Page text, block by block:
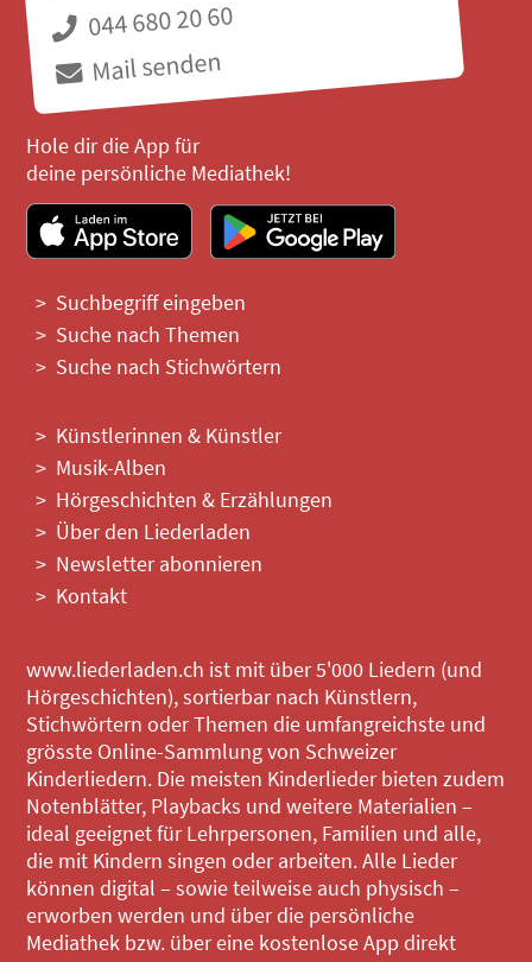
044 680 20 60
Mail senden
Hole dir die App für
deine persönliche Mediathek!
Suchbegriff eingeben
Suche nach Themen
Suche nach Stichwörtern
Künstlerinnen & Künstler
Musik-Alben
Hörgeschichten & Erzählungen
Über den Liederladen
Newsletter abonnieren
Kontakt
www.liederladen.ch ist mit über 5'000 Liedern (und
Hörgeschichten), sortierbar nach Künstlern,
Stichwörtern oder Themen die umfangreichste und
grösste Online-Sammlung von Schweizer
Kinderliedern. Die meisten Kinderlieder bieten zudem
Notenblätter, Playbacks und weitere Materialien –
ideal geeignet für Lehrpersonen, Familien und alle,
die mit Kindern singen oder arbeiten. Alle Lieder
können digital – sowie teilweise auch physisch –
erworben werden und über die persönliche
Mediathek bzw. über eine kostenlose App direkt